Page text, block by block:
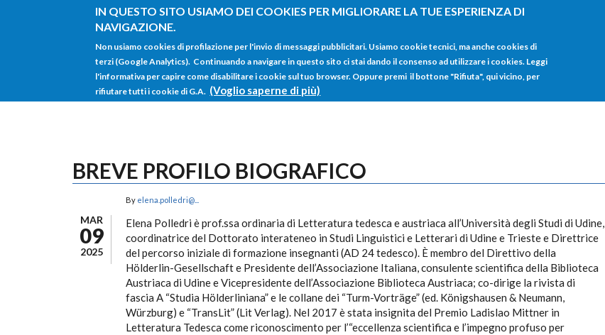
IN QUESTO SITO USIAMO DEI COOKIES PER MIGLIORARE LA TUE ESPERIENZA DI
NAVIGAZIONE.
Non usiamo cookies di profilazione per l'invio di messaggi pubblicitari. Usiamo cookie tecnici, ma anche cookies di
terzi (Google Analytics). Continuando a navigare in questo sito ci stai dando il consenso ad utilizzare i cookies. Leggi
l'informativa per capire come disabilitare i cookie sul tuo browser. Oppure premi il bottone "Rifiuta", qui vicino, per
rifiutare tutti i cookie di G.A. (Voglio saperne di più)
Salta al contenuto principale
HOME
BREVE PROFILO BIOGRAFICO
MAR
09
2025
By elena.polledri@...
Elena Polledri è prof.ssa ordinaria di Letteratura tedesca e austriaca all’Università degli Studi di Udine,
coordinatrice del Dottorato interateneo in Studi Linguistici e Letterari di Udine e Trieste e Direttrice
del percorso iniziale di formazione insegnanti (AD 24 tedesco). È membro del Direttivo della
Hölderlin-Gesellschaft e Presidente dell’Associazione Italiana, consulente scientifica della Biblioteca
Austriaca di Udine e Vicepresidente dell’Associazione Biblioteca Austriaca; co-dirige la rivista di
fascia A “Studia Hölderliniana” e le collane dei “Turm-Vorträge” (ed. Königshausen & Neumann,
Würzburg) e “TransLit” (Lit Verlag). Nel 2017 è stata insignita del Premio Ladislao Mittner in
Letteratura Tedesca come riconoscimento per l’“eccellenza scientifica e l’impegno profuso per